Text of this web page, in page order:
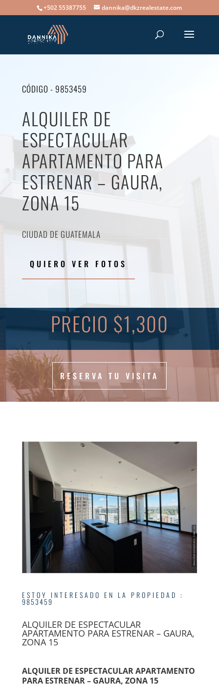
+502 55387755 dannika@dkzrealestate.com
CÓDIGO - 9853459
ALQUILER DE
ESPECTACULAR
APARTAMENTO PARA
ESTRENAR – GAURA,
ZONA 15
CIUDAD DE GUATEMALA
QUIERO VER FOTOS
PRECIO $1,300
RESERVA TU VISITA
ESTOY INTERESADO EN LA PROPIEDAD :
9853459
ALQUILER DE ESPECTACULAR
APARTAMENTO PARA ESTRENAR – GAURA,
ZONA 15
ALQUILER DE ESPECTACULAR APARTAMENTO
PARA ESTRENAR – GAURA, ZONA 15